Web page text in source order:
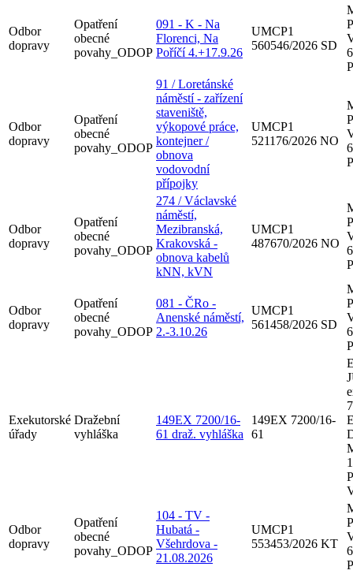
Odbor
dopravy
Opatření
obecné
povahy_ODOP
091 - K - Na
Florenci, Na
Poříčí 4.+17.9.26
UMCP1
560546/2026 SD
Odbor
dopravy
Opatření
obecné
povahy_ODOP
91 / Loretánské
náměstí - zařízení
staveniště,
výkopové práce,
kontejner /
obnova
vodovodní
přípojky
UMCP1
521176/2026 NO
Odbor
dopravy
Opatření
obecné
povahy_ODOP
274 / Václavské
náměstí,
Mezibranská,
Krakovská -
obnova kabelů
kNN, kVN
UMCP1
487670/2026 NO
Odbor
dopravy
Opatření
obecné
povahy_ODOP
081 - ČRo -
Anenské náměstí,
2.-3.10.26
UMCP1
561458/2026 SD
Exekutorské
úřady
Dražební
vyhláška
149EX 7200/16-
61 draž. vyhláška
149EX 7200/16-
61
Odbor
dopravy
Opatření
obecné
povahy_ODOP
104 - TV -
Hubatá -
Všehrdova -
21.08.2026
UMCP1
553453/2026 KT